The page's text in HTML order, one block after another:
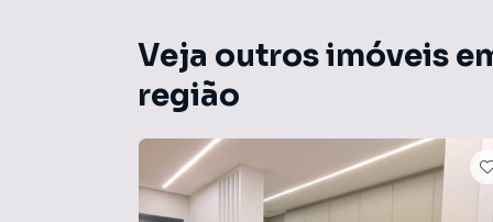
Veja outros imóveis
região